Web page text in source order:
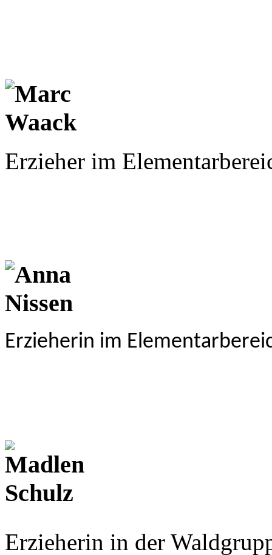
Erzieher im
Erzieherin im
Erzieherin in der